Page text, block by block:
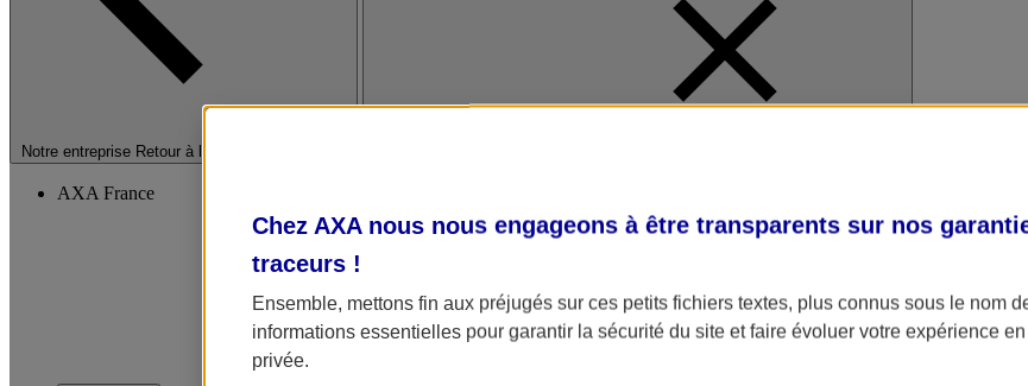
Notre entreprise Retour à la section précédente
AXA France
Chez AXA nous nous engageons à être transparents sur nos
traceurs !
Ensemble, mettons fin aux préjugés sur ces petits fichiers textes, plus connus sous le nom
informations essentielles pour garantir la sécurité du site et faire évoluer votre expérience
privée.